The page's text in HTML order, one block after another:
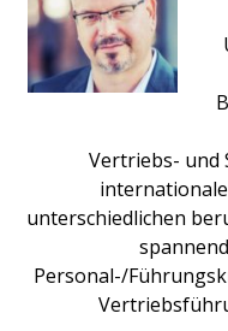
Vertriebs- und
unterschiedlichen
Personal-/